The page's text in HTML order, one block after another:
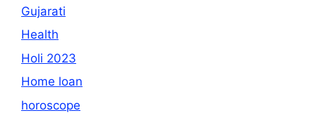
Gujarati
Health
Holi 2023
Home loan
horoscope